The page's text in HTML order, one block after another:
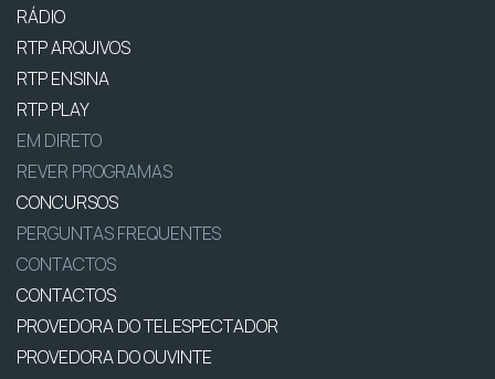
RÁDIO
RTP ARQUIVOS
RTP ENSINA
RTP PLAY
EM DIRETO
REVER PROGRAMAS
CONCURSOS
PERGUNTAS FREQUENTES
CONTACTOS
CONTACTOS
PROVEDORA DO TELESPECTADOR
PROVEDORA DO OUVINTE